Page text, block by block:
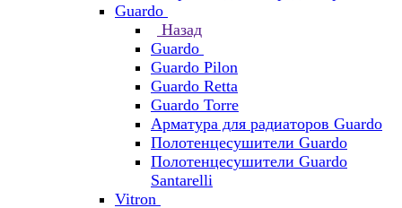
Guardo
Назад
Guardo
Guardo Pilon
Guardo Retta
Guardo Torre
Арматура для радиаторов Guardo
Полотенцесушители Guardo
Полотенцесушители Guardo
Santarelli
Vitron